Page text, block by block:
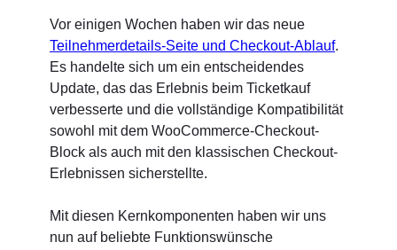
Vor einigen Wochen haben wir das neue
Teilnehmerdetails-Seite und Checkout-Ablauf.
Es handelte sich um ein entscheidendes
Update, das das Erlebnis beim Ticketkauf
verbesserte und die vollständige Kompatibilität
sowohl mit dem WooCommerce-Checkout-
Block als auch mit den klassischen Checkout-
Erlebnissen sicherstellte.
Mit diesen Kernkomponenten haben wir uns
nun auf beliebte Funktionswünsche